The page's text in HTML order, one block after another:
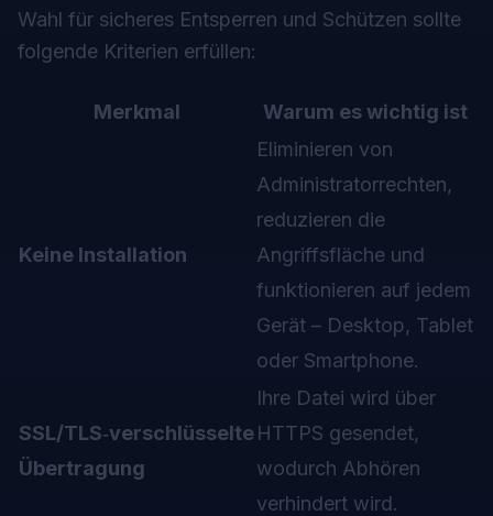
Wahl für sicheres Entsperren und Schützen sollte
folgende Kriterien erfüllen:
Merkmal Warum es wichtig ist
Keine Installation
Eliminieren von
Administratorrechten,
reduzieren die
Angriffsfläche und
funktionieren auf jedem
Gerät – Desktop, Tablet
oder Smartphone.
SSL/TLS‑verschlüsselte
Übertragung
Ihre Datei wird über
HTTPS gesendet,
wodurch Abhören
verhindert wird.